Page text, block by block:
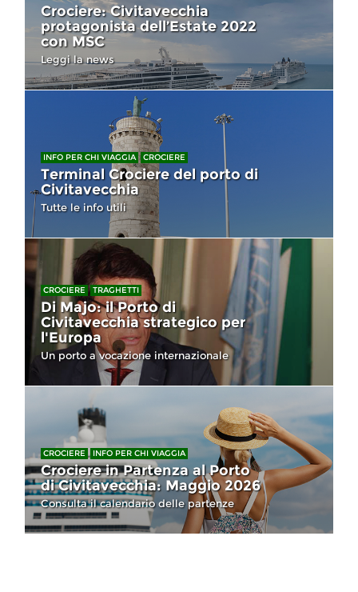
Crociere: Civitavecchia
protagonista dell’Estate 2022
con MSC
Leggi la news
INFO PER CHI VIAGGIA CROCIERE
Terminal Crociere del porto di
Civitavecchia
Tutte le info utili
CROCIERE TRAGHETTI
Di Majo: il Porto di
Civitavecchia strategico per
l'Europa
Un porto a vocazione internazionale
CROCIERE INFO PER CHI VIAGGIA
Crociere in Partenza al Porto
di Civitavecchia: Maggio 2026
Consulta il calendario delle partenze